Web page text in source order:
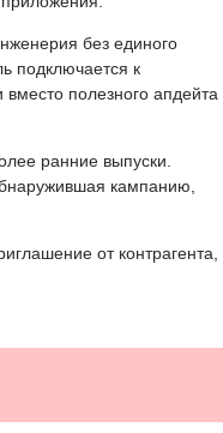
без единого
подключается к
полезного апдейта
ранние выпуски.
кампанию,
от контрагента,